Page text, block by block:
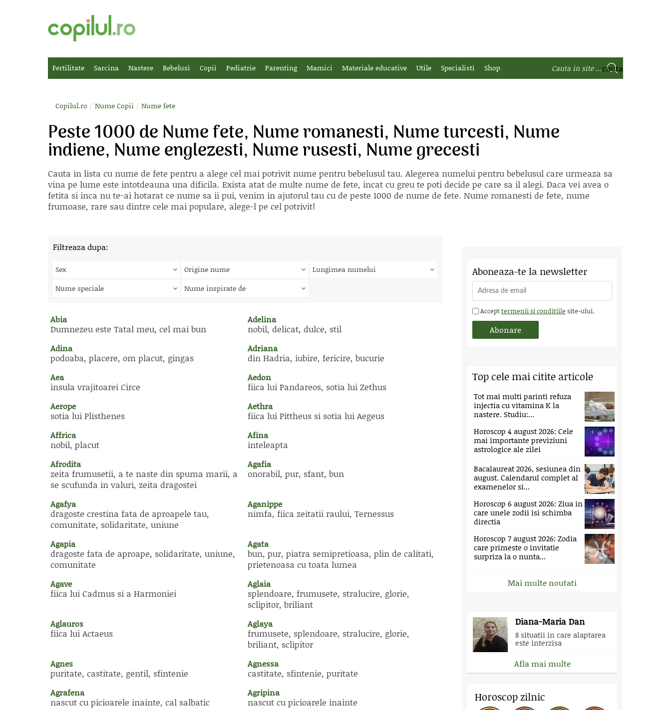
Fertilitate Sarcina Nastere Bebelusi Copii Pediatrie Parenting Mamici Materiale educative Utile Specialisti Shop
Copilul.ro / Nume Copii / Nume fete
Peste 1000 de Nume fete, Nume romanesti, Nume turcesti, Nume
indiene, Nume englezesti, Nume rusesti, Nume grecesti
Cauta in lista cu nume de fete pentru a alege cel mai potrivit nume pentru bebelusul tau. Alegerea numelui pentru bebelusul care urmeaza sa
vina pe lume este intotdeauna una dificila. Exista atat de multe nume de fete, incat cu greu te poti decide pe care sa il alegi. Daca vei avea o
fetita si inca nu te-ai hotarat ce nume sa ii pui, venim in ajutorul tau cu de peste 1000 de nume de fete. Nume romanesti de fete, nume
frumoase, rare sau dintre cele mai populare, alege-l pe cel potrivit!
Filtreaza dupa:
Sex Origine nume
Lungimea numelui
Nume speciale
Nume inspirate de
Abia
Dumnezeu este Tatal meu, cel mai bun
Adelina
nobil, delicat, dulce, stil
Adina
podoaba, placere, om placut, gingas
Adriana
din Hadria, iubire, fericire, bucurie
Aea
insula vrajitoarei Circe
Aedon
fiica lui Pandareos, sotia lui Zethus
Aerope
sotia lui Plisthenes
Aethra
fiica lui Pittheus si sotia lui Aegeus
Affrica
nobil, placut
Afina
inteleapta
Afrodita
zeita frumusetii, a te naste din spuma marii, a
se scufunda in valuri, zeita dragostei
Agafia
onorabil, pur, sfant, bun
Agafya
dragoste crestina fata de aproapele tau,
comunitate, solidaritate, uniune
Aganippe
nimfa, fiica zeitatii raului, Ternessus
Agapia
dragoste fata de aproape, solidaritate, uniune,
comunitate
Agata
bun, pur, piatra semipretioasa, plin de calitati,
prietenoasa cu toata lumea
Agave
fiica lui Cadmus si a Harmoniei
Aglaia
splendoare, frumusete, stralucire, glorie,
sclipitor, briliant
Aglauros
fiica lui Actaeus
Aglaya
frumusete, splendoare, stralucire, glorie,
briliant, sclipitor
Agnes
puritate, castitate, gentil, sfintenie
Agnessa
castitate, sfintenie, puritate
Agrafena
nascut cu picioarele inainte, cal salbatic
Agripina
nascut cu picioarele inainte
Aboneaza-te la newsletter
Accepttermenii si conditiile site-ului.
Top cele mai citite articole
Tot mai multi parinti refuza
injectia cu vitamina K la
nastere. Studiu:...
Horoscop 4 august 2026: Cele
mai importante previziuni
astrologice ale zilei
Bacalaureat 2026, sesiunea din
august. Calendarul complet al
examenelor si...
Horoscop 6 august 2026: Ziua in
care unele zodii isi schimba
directia
Horoscop 7 august 2026: Zodia
care primeste o invitatie
surpriza la o nunta...
Mai multe noutati
Diana-Maria Dan
8 situatii in care alaptarea
este interzisa
Afla mai multe
Horoscop zilnic